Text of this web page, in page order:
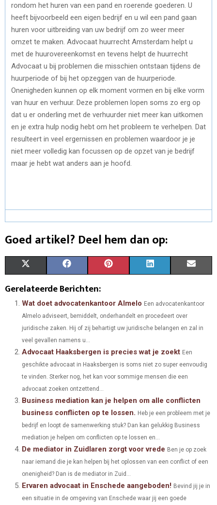
rondom het huren van een pand en roerende goederen. U
heeft bijvoorbeeld een eigen bedrijf en u wil een pand gaan
huren voor uitbreiding van uw bedrijf om zo weer meer
omzet te maken. Advocaat huurrecht Amsterdam helpt u
met de huurovereenkomst en tevens helpt de huurrecht
Advocaat u bij problemen die misschien ontstaan tijdens de
huurperiode of bij het opzeggen van de huurperiode.
Onenigheden kunnen op elk moment vormen en bij elke vorm
van huur en verhuur. Deze problemen lopen soms zo erg op
dat u er onderling met de verhuurder niet meer kan uitkomen
en je extra hulp nodig hebt om het probleem te verhelpen. Dat
resulteert in veel ergernissen en problemen waardoor je je
niet meer volledig kan focussen op de opzet van je bedrijf
maar je hebt wat anders aan je hoofd.
Goed artikel? Deel hem dan op:
A
R
O
T
W
T
E
R
)
A
R
O
C
E
O
K
A
R
O
N
T
R
T
A
R
O
N
K
D
Gerelateerde Berichten:
Wat doet advocatenkantoor Almelo Een advocatenkantoor
Almelo adviseert, bemiddelt, onderhandelt en procedeert over
juridische zaken. Hij of zij behartigt uw juridische belangen en zal in
veel gevallen namens u...
Advocaat Haaksbergen is precies wat je zoekt Een
geschikte advocaat in Haaksbergen is soms niet zo super eenvoudig
te vinden. Sterker nog, het kan voor sommige mensen die een
advocaat zoeken ontzettend...
Business mediation kan je helpen om alle conflicten
business conflicten op te lossen. Heb je een probleem met je
bedrijf en loopt de samenwerking stuk? Dan kan gelukkig Business
mediation je helpen om conflicten op te lossen en...
De mediator in Zuidlaren zorgt voor vrede Ben je op zoek
naar iemand die je kan helpen bij het oplossen van een conflict of een
onenigheid? Dan is de mediator in Zuid...
Ervaren advocaat in Enschede aangeboden! Bevind jij je in
een situatie in de omgeving van Enschede waar jij een goede